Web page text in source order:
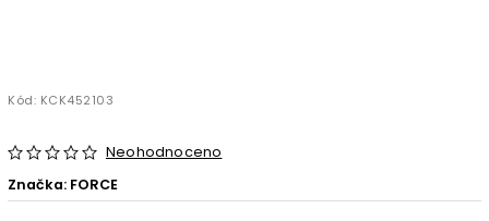
Kód: KCK452103
Neohodnoceno
Značka: FORCE